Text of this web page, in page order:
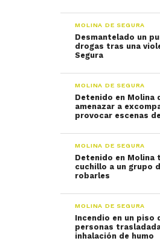
MOLINA DE SEGURA
Desmantelado un
drogas tras una
Segura
MOLINA DE SEGURA
Detenido en Molina
amenazar a
provocar escenas
MOLINA DE SEGURA
Detenido en Molina
cuchillo a un grupo
robarles
MOLINA DE SEGURA
Incendio en un piso
personas
inhalación de humo